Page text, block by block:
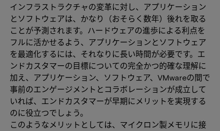
インフラストラクチャの変革に対し、アプリケーション
とソフトウェアは、かなり（おそらく数年）後れを取る
ことが予測されます。ハードウェアの進歩による利点を
フルに活かせるよう、アプリケーションとソフトウェア
を最適化するには、それなりに長い時間が必要です。エ
ンドカスタマーの目標についての完全かつ的確な理解に
加え、アプリケーション、ソフトウェア、VMwareの間で
事前のエンゲージメントとコラボレーションが成立して
いれば、エンドカスタマーが早期にメリットを実現する
のに役立つでしょう。
このようなメリットとしては、マイクロン製メモリに接